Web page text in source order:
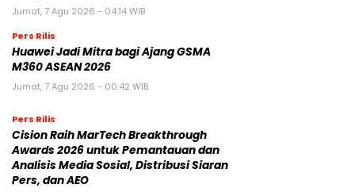
Jumat, 7 Agu 2026 - 04:14 WIB
Pers Rilis
Huawei Jadi Mitra bagi Ajang GSMA
M360 ASEAN 2026
Jumat, 7 Agu 2026 - 00:42 WIB
Pers Rilis
Cision Raih MarTech Breakthrough
Awards 2026 untuk Pemantauan dan
Analisis Media Sosial, Distribusi Siaran
Pers, dan AEO